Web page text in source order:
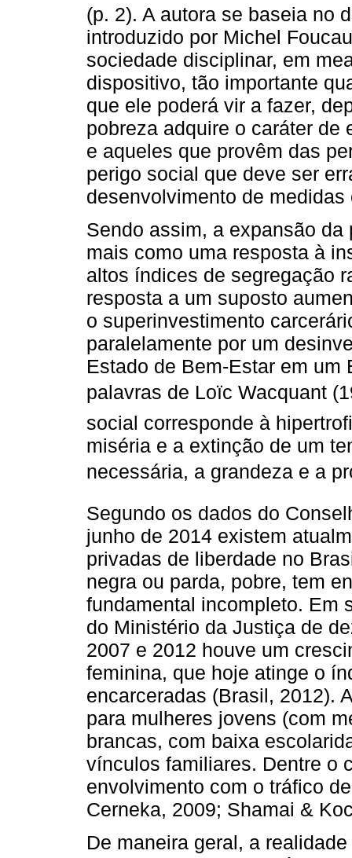
(p. 2). A autora se baseia no
introduzido por Michel
sociedade disciplinar, em
dispositivo, tão importante
que ele poderá vir a fazer,
pobreza adquire o caráter
e aqueles que provêm das
perigo social que deve ser
desenvolvimento de medidas
Sendo assim, a expansão
mais como uma resposta à
altos índices de segregação
resposta a um suposto
o superinvestimento
paralelamente por um
Estado de Bem-Estar em um
palavras de Loïc Wacquant
social corresponde à
miséria e a extinção de um
necessária, a grandeza e a
Segundo os dados do
junho de 2014 existem
privadas de liberdade no
negra ou parda, pobre, tem
fundamental incompleto. Em
do Ministério da Justiça de
2007 e 2012 houve um
feminina, que hoje atinge o
encarceradas (Brasil, 2012).
para mulheres jovens (com
brancas, com baixa
vínculos familiares. Dentre o
envolvimento com o tráfico
Cerneka, 2009; Shamai &
De maneira geral, a